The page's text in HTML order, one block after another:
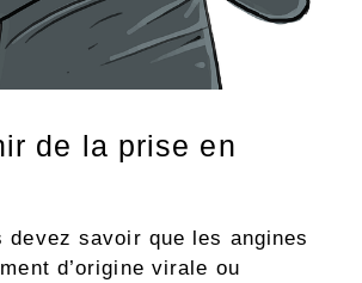
de la prise en
devez savoir que les angines
d’origine virale ou